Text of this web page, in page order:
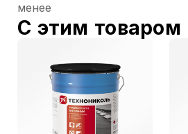
менее
С этим товаром